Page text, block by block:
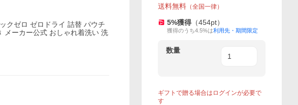
クゼロ ゼロドライ 詰替 パウチ
メーカー公式 おしゃれ着洗い 洗
送料無料 （全国一律）
5%獲得 （454pt）
獲得のうち4.5%は利用先・期間限定
数量
ギフトで贈る場合はログインが必要で
す